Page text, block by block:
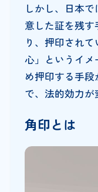
しかし、日本
意した証を残
り、押印され
心」というイ
め押印する手
で、法的効力が
角印とは